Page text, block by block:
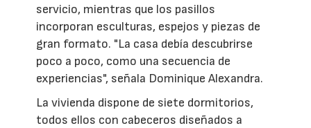
servicio, mientras que los pasillos
incorporan esculturas, espejos y piezas de
gran formato. "La casa debía descubrirse
poco a poco, como una secuencia de
experiencias", señala Dominique Alexandra.
La vivienda dispone de siete dormitorios,
todos ellos con cabeceros diseñados a